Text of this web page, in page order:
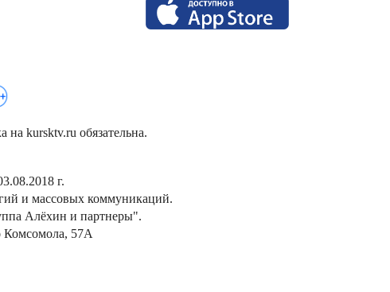
kursktv.ru обязательна.
г.
и массовых коммуникаций.
Алёхин и партнеры".
Комсомола, 57А